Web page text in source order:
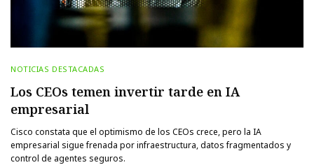
NOTICIAS DESTACADAS
Los CEOs temen invertir tarde en IA
empresarial
Cisco constata que el optimismo de los CEOs crece, pero la IA
empresarial sigue frenada por infraestructura, datos fragmentados y
control de agentes seguros.